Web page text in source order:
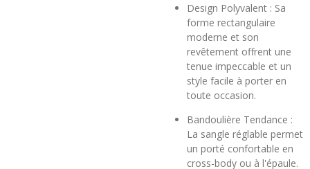
Design Polyvalent : Sa
forme rectangulaire
moderne et son
revêtement offrent une
tenue impeccable et un
style facile à porter en
toute occasion.
Bandoulière Tendance :
La sangle réglable permet
un porté confortable en
cross-body ou à l'épaule.